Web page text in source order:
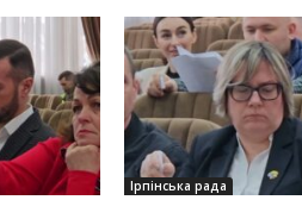
Ірпінська рада